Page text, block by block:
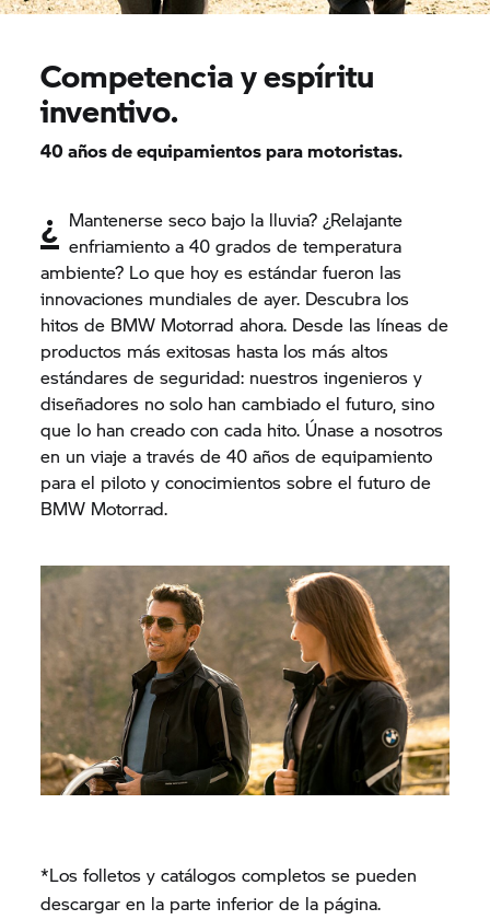
Competencia y espíritu
inventivo.
40 años de equipamientos para motoristas.
¿
Mantenerse seco bajo la lluvia? ¿Relajante
enfriamiento a 40 grados de temperatura
ambiente? Lo que hoy es estándar fueron las
innovaciones mundiales de ayer. Descubra los
hitos de BMW Motorrad ahora. Desde las líneas de
productos más exitosas hasta los más altos
estándares de seguridad: nuestros ingenieros y
diseñadores no solo han cambiado el futuro, sino
que lo han creado con cada hito. Únase a nosotros
en un viaje a través de 40 años de equipamiento
para el piloto y conocimientos sobre el futuro de
BMW Motorrad.
*Los folletos y catálogos completos se pueden
descargar en la parte inferior de la página.